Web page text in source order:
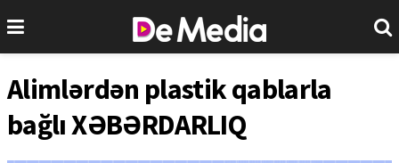
Alimlərdən plastik qablarla
bağlı XƏBƏRDARLIQ